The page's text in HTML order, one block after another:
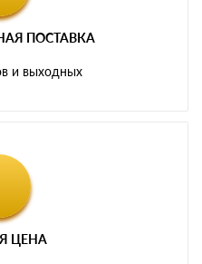
ПОСТАВКА
и выходных
ЦЕНА